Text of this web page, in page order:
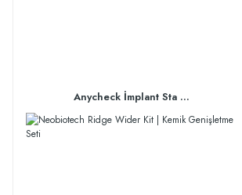
Anycheck İmplant Sta ...